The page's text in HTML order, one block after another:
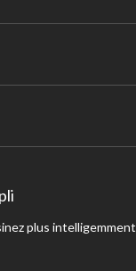
plus intelligemment